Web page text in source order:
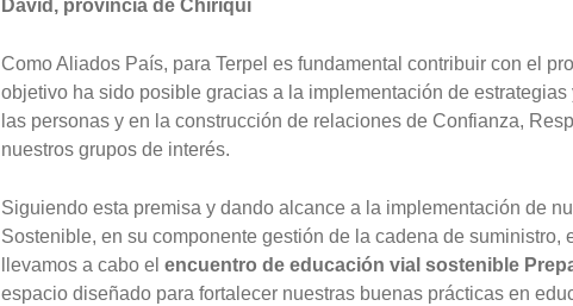
David, provincia de Chiriquí
Como Aliados País, para Terpel es fundamental contribuir con el
objetivo ha sido posible gracias a la implementación de
las personas y en la construcción de relaciones de Confianza,
nuestros grupos de interés.
Siguiendo esta premisa y dando alcance a la implementación de
Sostenible, en su componente gestión de la cadena de suministro,
llevamos a cabo el encuentro de educación vial sostenible
espacio diseñado para fortalecer nuestras buenas prácticas en